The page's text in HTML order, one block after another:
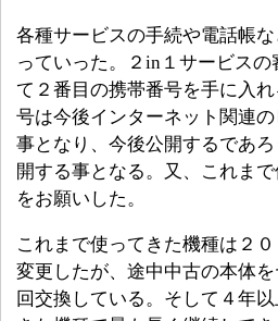
各種サービスの手続や電話帳
っていった。２in１サービスの
て２番目の携帯番号を手に入
号は今後インターネット関連
事となり、今後公開するであ
開する事となる。又、これま
をお願いした。
これまで使ってきた機種は２
変更したが、途中中古の本体
回交換している。そして４年